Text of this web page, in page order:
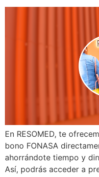
En RESOMED, te
bono FONASA
ahorrándote tiempo y
Así, podrás acceder a